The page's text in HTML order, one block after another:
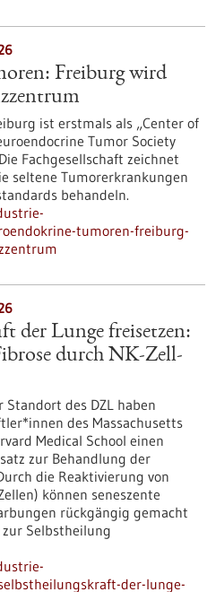
Freiburg wird
ist erstmals als „Center of
Tumor Society
Fachgesellschaft zeichnet
seltene Tumorerkrankungen
behandeln.
tumoren-freiburg-
der Lunge freisetzen:
durch NK-Zell-
Standort des DZL haben
des Massachusetts
Medical School einen
zur Behandlung der
die Reaktivierung von
können seneszente
rückgängig gemacht
Selbstheilung
der-lunge-